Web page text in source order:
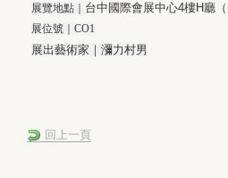
展覽地點｜ 台中國際會展中心4樓H廳
展位號｜CO1
展出藝術家｜瀰力村男
回上一頁